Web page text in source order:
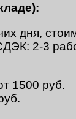
дня,
2-3
1500 руб.